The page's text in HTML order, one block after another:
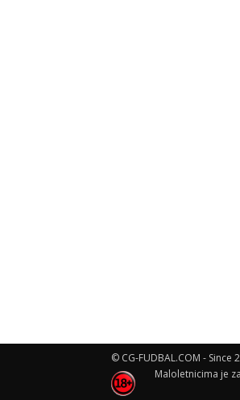
© CG-FUDBAL.COM - Since
Maloletnicima je